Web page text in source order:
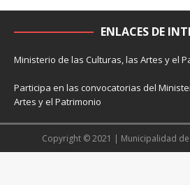
ENLACES DE
Ministerio de las Culturas, las Artes y el
Participa en las convocatorias del
Artes y el Patrimonio
Copyright © 2021 | Municipalidad de